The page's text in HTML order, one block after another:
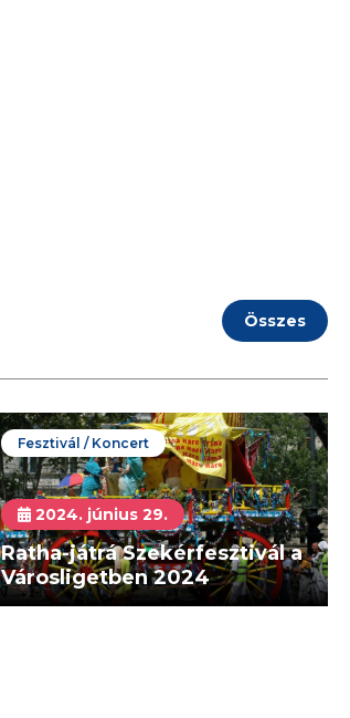
Összes
Fesztivál / Koncert
2024. június 29.
Ratha-játrá Szekérfesztivál a
Városligetben 2024